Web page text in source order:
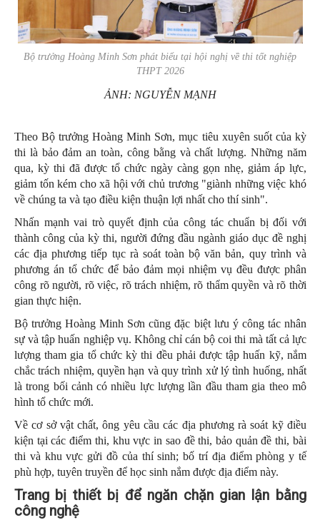
Bộ trưởng Hoàng Minh Sơn phát biểu tại hội nghị về thi tốt nghiệp
THPT 2026
ẢNH: NGUYỄN MẠNH
Theo Bộ trưởng Hoàng Minh Sơn, mục tiêu xuyên suốt của kỳ
thi là bảo đảm an toàn, công bằng và chất lượng. Những năm
qua, kỳ thi đã được tổ chức ngày càng gọn nhẹ, giảm áp lực,
giảm tốn kém cho xã hội với chủ trương "giành những việc khó
về chúng ta và tạo điều kiện thuận lợi nhất cho thí sinh".
Nhấn mạnh vai trò quyết định của công tác chuẩn bị đối với
thành công của kỳ thi, người đứng đầu ngành giáo dục đề nghị
các địa phương tiếp tục rà soát toàn bộ văn bản, quy trình và
phương án tổ chức để bảo đảm mọi nhiệm vụ đều được phân
công rõ người, rõ việc, rõ trách nhiệm, rõ thẩm quyền và rõ thời
gian thực hiện.
Bộ trưởng Hoàng Minh Sơn cũng đặc biệt lưu ý công tác nhân
sự và tập huấn nghiệp vụ. Không chỉ cán bộ coi thi mà tất cả lực
lượng tham gia tổ chức kỳ thi đều phải được tập huấn kỹ, nắm
chắc trách nhiệm, quyền hạn và quy trình xử lý tình huống, nhất
là trong bối cảnh có nhiều lực lượng lần đầu tham gia theo mô
hình tổ chức mới.
Về cơ sở vật chất, ông yêu cầu các địa phương rà soát kỹ điều
kiện tại các điểm thi, khu vực in sao đề thi, bảo quản đề thi, bài
thi và khu vực gửi đồ của thí sinh; bố trí địa điểm phòng y tế
phù hợp, tuyên truyền để học sinh nắm được địa điểm này.
Trang bị thiết bị để ngăn chặn gian lận bằng
công nghệ